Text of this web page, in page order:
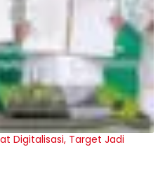
Digitalisasi, Target Jadi